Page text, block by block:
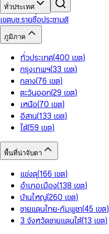
ทั่วประเทศ
เขตบช.รายชื่อประชามติ
ภูมิภาค
ทั่วประเทศ(400 เขต)
กรุงเทพฯ(33 เขต)
กลาง(76 เขต)
ตะวันออก(29 เขต)
เหนือ(70 เขต)
อีสาน(133 เขต)
ใต้(59 เขต)
พื้นที่น่าจับตา
แข่งดุ(166 เขต)
อำเภอเมือง(138 เขต)
บ้านใหญ่(260 เขต)
ชายแดนไทย-กัมพูชา(45 เขต)
3 จังหวัดชายแดนใต้(13 เขต)